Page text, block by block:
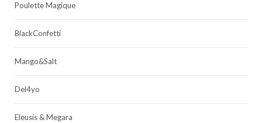
Poulette Magique
BlackConfetti
Mango&Salt
Del4yo
Eleusis & Megara